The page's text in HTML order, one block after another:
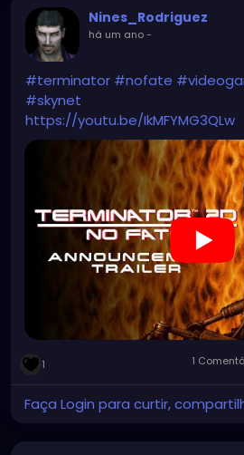
Nines_Rodriguez
há um ano-
#terminator #nofate
#skynet
https://youtu.be/IkMFYMG3QLw
1 1
Faça Login para curtir,